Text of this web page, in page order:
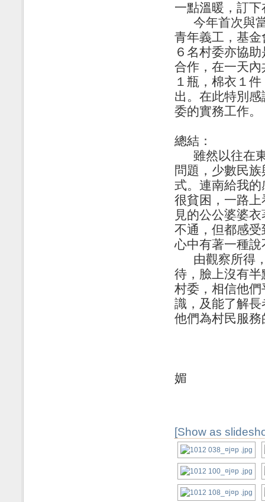
一點溫暖，訂
今年首次與
青年義工，基
６名村委亦協
合作，在一天
１瓶，棉衣１
出。在此特別
委的實務工作。
總結：
雖然以往在
問題，少數民
式。連南給我
很貧困，一路
見的公公婆婆
不通，但都感
心中有著一種
由觀察所得
待，臉上沒有
村委，相信他
識，及能了解
他們為村民服
[Show as